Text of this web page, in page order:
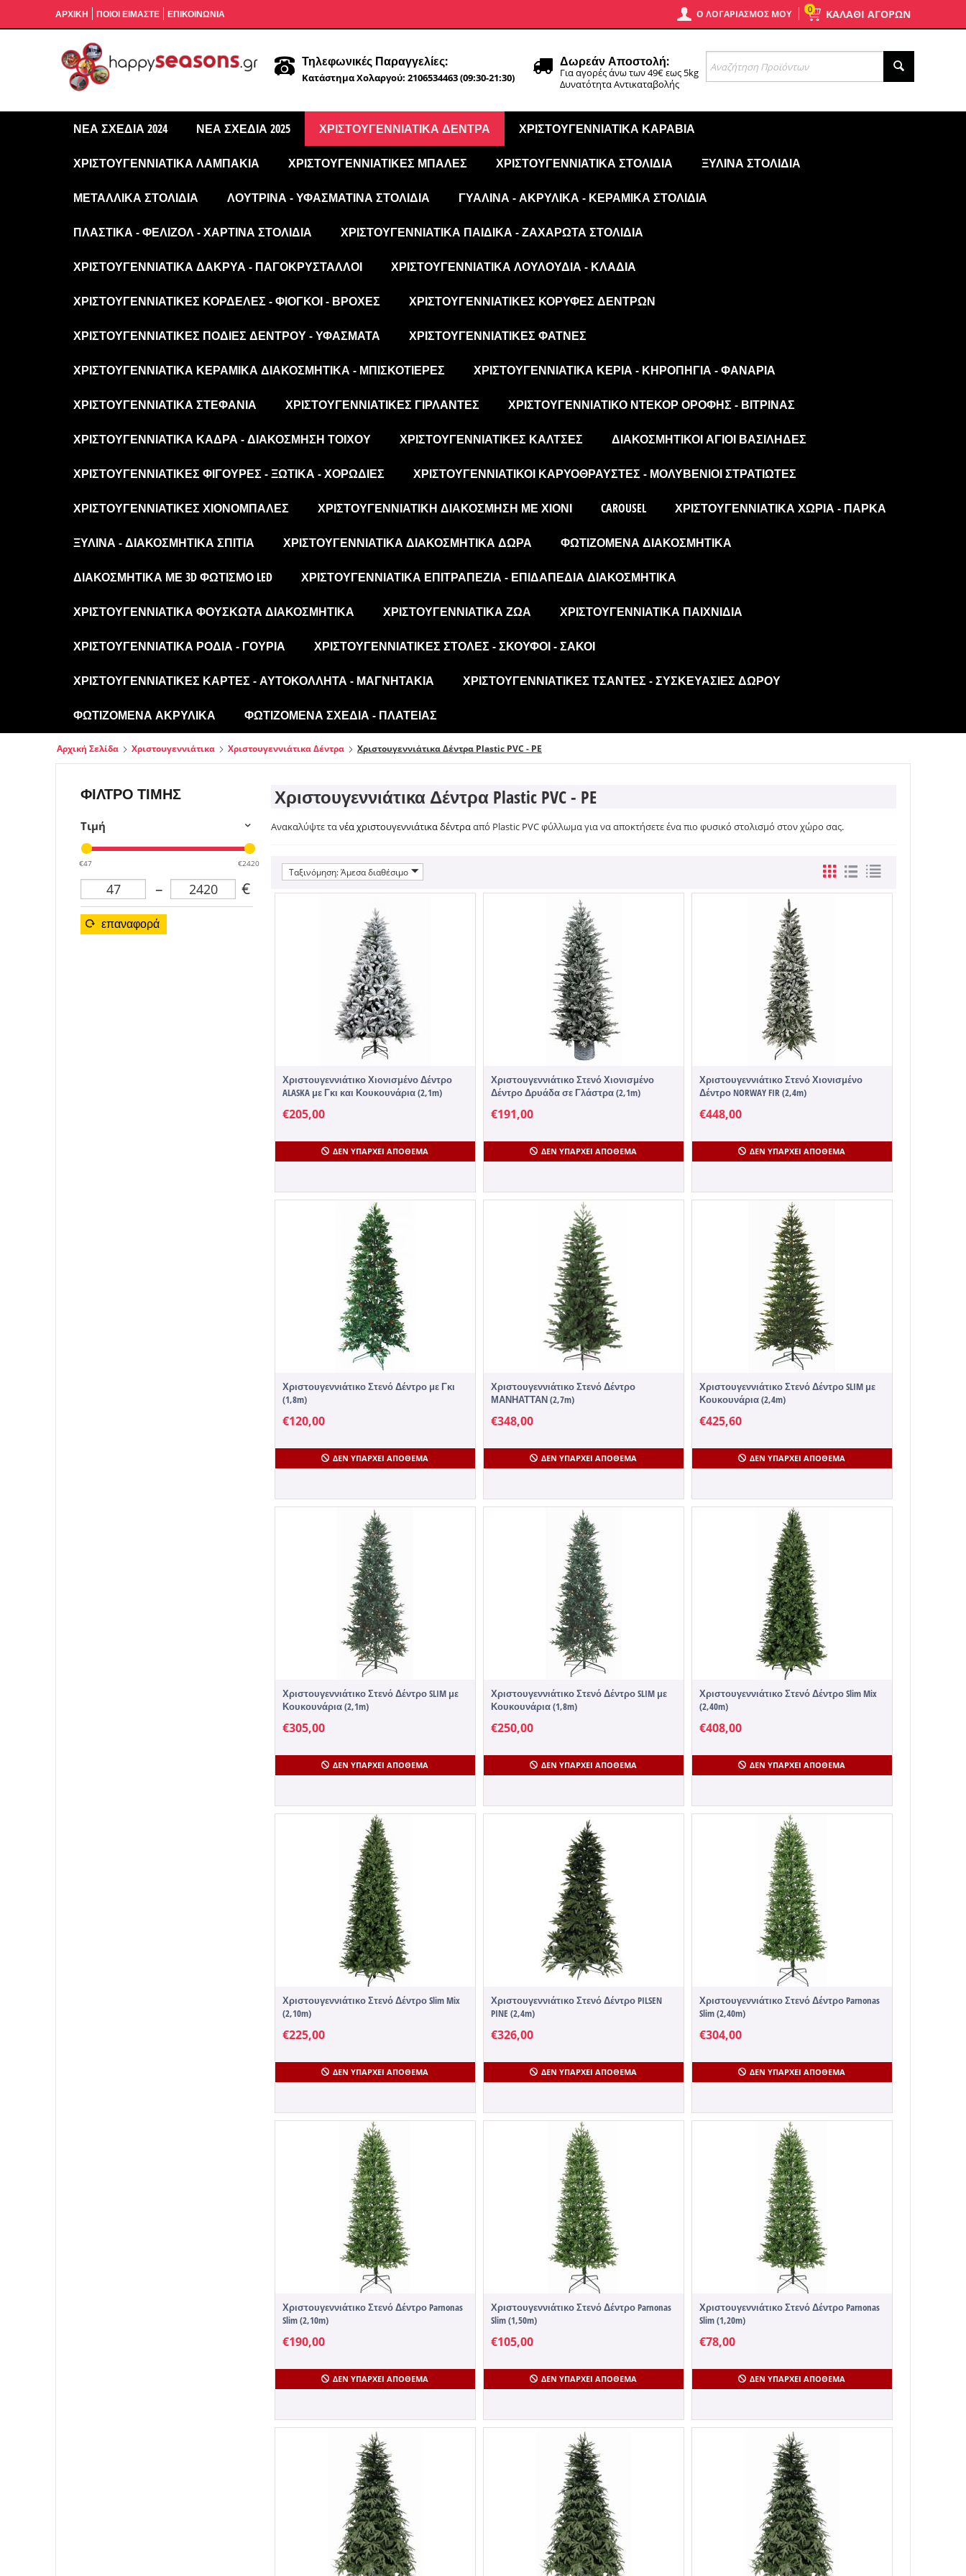
ΑΡΧΙΚΉ ΠΟΙΟΙ ΕΙΜΑΣΤΕ ΕΠΙΚΟΙΝΩΝΙΑ ΚΑΛΑΘΙ ΑΓΟΡΩΝ
0
Ο ΛΟΓΑΡΙΑΣΜΌΣ ΜΟΥ
Τηλεφωνικές Παραγγελίες:
Κατάστημα Χολαργού: 2106534463 (09:30-21:30)
Δωρεάν Αποστολή:
Για αγορές άνω των 49€ εως 5kg
Δυνατότητα Αντικαταβολής
ΝΈΑ ΣΧΈΔΙΑ 2024 ΝΈΑ ΣΧΈΔΙΑ 2025 ΧΡΙΣΤΟΥΓΕΝΝΙΆΤΙΚΑ ΔΈΝΤΡΑ ΧΡΙΣΤΟΥΓΕΝΝΙΆΤΙΚΑ ΚΑΡΆΒΙΑ
ΧΡΙΣΤΟΥΓΕΝΝΙΆΤΙΚΑ ΛΑΜΠΆΚΙΑ ΧΡΙΣΤΟΥΓΕΝΝΙΆΤΙΚΕΣ ΜΠΆΛΕΣ ΧΡΙΣΤΟΥΓΕΝΝΙΆΤΙΚΑ ΣΤΟΛΊΔΙΑ ΞΎΛΙΝΑ ΣΤΟΛΊΔΙΑ
ΜΕΤΑΛΛΙΚΆ ΣΤΟΛΊΔΙΑ ΛΟΎΤΡΙΝΑ - ΥΦΑΣΜΆΤΙΝΑ ΣΤΟΛΊΔΙΑ ΓΥΆΛΙΝΑ - ΑΚΡΥΛΙΚΆ - ΚΕΡΑΜΙΚΆ ΣΤΟΛΊΔΙΑ
ΠΛΑΣΤΙΚΆ - ΦΕΛΙΖΌΛ - ΧΆΡΤΙΝΑ ΣΤΟΛΊΔΙΑ ΧΡΙΣΤΟΥΓΕΝΝΙΆΤΙΚΑ ΠΑΙΔΙΚΆ - ΖΑΧΑΡΩΤΆ ΣΤΟΛΊΔΙΑ
ΧΡΙΣΤΟΥΓΕΝΝΙΆΤΙΚΑ ΔΆΚΡΥΑ - ΠΑΓΟΚΡΎΣΤΑΛΛΟΙ ΧΡΙΣΤΟΥΓΕΝΝΙΆΤΙΚΑ ΛΟΥΛΟΎΔΙΑ - ΚΛΑΔΙΆ
ΧΡΙΣΤΟΥΓΕΝΝΙΆΤΙΚΕΣ ΚΟΡΔΈΛΕΣ - ΦΙΌΓΚΟΙ - ΒΡΟΧΈΣ ΧΡΙΣΤΟΥΓΕΝΝΙΆΤΙΚΕΣ ΚΟΡΥΦΈΣ ΔΈΝΤΡΩΝ
ΧΡΙΣΤΟΥΓΕΝΝΙΆΤΙΚΕΣ ΠΟΔΙΈΣ ΔΈΝΤΡΟΥ - ΥΦΆΣΜΑΤΑ ΧΡΙΣΤΟΥΓΕΝΝΙΆΤΙΚΕΣ ΦΆΤΝΕΣ
ΧΡΙΣΤΟΥΓΕΝΝΙΆΤΙΚΑ ΚΕΡΑΜΙΚΆ ΔΙΑΚΟΣΜΗΤΙΚΆ - ΜΠΙΣΚΟΤΙΈΡΕΣ ΧΡΙΣΤΟΥΓΕΝΝΙΆΤΙΚΑ ΚΕΡΙΆ - ΚΗΡΟΠΉΓΙΑ - ΦΑΝΆΡΙΑ
ΧΡΙΣΤΟΥΓΕΝΝΙΆΤΙΚΑ ΣΤΕΦΆΝΙΑ ΧΡΙΣΤΟΥΓΕΝΝΙΆΤΙΚΕΣ ΓΙΡΛΆΝΤΕΣ ΧΡΙΣΤΟΥΓΕΝΝΙΆΤΙΚΟ ΝΤΕΚΌΡ ΟΡΟΦΉΣ - ΒΙΤΡΊΝΑΣ
ΧΡΙΣΤΟΥΓΕΝΝΙΆΤΙΚΑ ΚΆΔΡΑ - ΔΙΑΚΌΣΜΗΣΗ ΤΟΊΧΟΥ ΧΡΙΣΤΟΥΓΕΝΝΙΆΤΙΚΕΣ ΚΆΛΤΣΕΣ ΔΙΑΚΟΣΜΗΤΙΚΟΊ ΆΓΙΟΙ ΒΑΣΊΛΗΔΕΣ
ΧΡΙΣΤΟΥΓΕΝΝΙΆΤΙΚΕΣ ΦΙΓΟΎΡΕΣ - ΞΩΤΙΚΆ - ΧΟΡΩΔΊΕΣ ΧΡΙΣΤΟΥΓΕΝΝΙΆΤΙΚΟΙ ΚΑΡΥΟΘΡΑΎΣΤΕΣ - ΜΟΛΥΒΈΝΙΟΙ ΣΤΡΑΤΙΏΤΕΣ
ΧΡΙΣΤΟΥΓΕΝΝΙΆΤΙΚΕΣ ΧΙΟΝΌΜΠΑΛΕΣ ΧΡΙΣΤΟΥΓΕΝΝΙΆΤΙΚΗ ΔΙΑΚΌΣΜΗΣΗ ΜΕ ΧΙΌΝΙ CAROUSEL ΧΡΙΣΤΟΥΓΕΝΝΙΆΤΙΚΑ ΧΩΡΙΆ - ΠΆΡΚΑ
ΞΎΛΙΝΑ - ΔΙΑΚΟΣΜΗΤΙΚΆ ΣΠΊΤΙΑ ΧΡΙΣΤΟΥΓΕΝΝΙΆΤΙΚΑ ΔΙΑΚΟΣΜΗΤΙΚΆ ΔΏΡΑ ΦΩΤΙΖΌΜΕΝΑ ΔΙΑΚΟΣΜΗΤΙΚΆ
ΔΙΑΚΟΣΜΗΤΙΚΆ ΜΕ 3D ΦΩΤΙΣΜΌ LED ΧΡΙΣΤΟΥΓΕΝΝΙΆΤΙΚΑ ΕΠΙΤΡΑΠΈΖΙΑ - ΕΠΙΔΑΠΈΔΙΑ ΔΙΑΚΟΣΜΗΤΙΚΆ
ΧΡΙΣΤΟΥΓΕΝΝΙΆΤΙΚΑ ΦΟΥΣΚΩΤΆ ΔΙΑΚΟΣΜΗΤΙΚΆ ΧΡΙΣΤΟΥΓΕΝΝΙΆΤΙΚΑ ΖΏΑ ΧΡΙΣΤΟΥΓΕΝΝΙΆΤΙΚΑ ΠΑΙΧΝΊΔΙΑ
ΧΡΙΣΤΟΥΓΕΝΝΙΆΤΙΚΑ ΡΌΔΙΑ - ΓΟΎΡΙΑ ΧΡΙΣΤΟΥΓΕΝΝΙΆΤΙΚΕΣ ΣΤΟΛΈΣ - ΣΚΟΎΦΟΙ - ΣΆΚΟΙ
ΧΡΙΣΤΟΥΓΕΝΝΙΆΤΙΚΕΣ ΚΆΡΤΕΣ - ΑΥΤΟΚΌΛΛΗΤΑ - ΜΑΓΝΗΤΆΚΙΑ ΧΡΙΣΤΟΥΓΕΝΝΙΆΤΙΚΕΣ ΤΣΆΝΤΕΣ - ΣΥΣΚΕΥΑΣΊΕΣ ΔΏΡΟΥ
ΦΩΤΙΖΌΜΕΝΑ ΑΚΡΥΛΙΚΆ ΦΩΤΙΖΌΜΕΝΑ ΣΧΈΔΙΑ - ΠΛΑΤΕΊΑΣ
Αρχική Σελίδα Χριστουγεννιάτικα Χριστουγεννιάτικα Δέντρα Χριστουγεννιάτικα Δέντρα Plastic PVC - PE
ΦΊΛΤΡΟ ΤΙΜΉΣ
Τιμή
€47 €2420
– €
επαναφορά
Χριστουγεννιάτικα Δέντρα Plastic PVC - PE
Ανακαλύψτε τανέα χριστουγεννιάτικα δέντρααπό Plastic PVC φύλλωμα για να αποκτήσετε ένα πιο φυσικό στολισμό στον χώρο σας.
Ταξινόμηση: Άμεσα διαθέσιμο
Χριστουγεννιάτικο Χιονισμένο Δέντρο
ALASKA με Γκι και Κουκουνάρια (2,1m)
€205,00
ΔΕΝ ΥΠΆΡΧΕΙ ΑΠΌΘΕΜΑ
Χριστουγεννιάτικο Στενό Χιονισμένο
Δέντρο Δρυάδα σε Γλάστρα (2,1m)
€191,00
ΔΕΝ ΥΠΆΡΧΕΙ ΑΠΌΘΕΜΑ
Χριστουγεννιάτικο Στενό Χιονισμένο
Δέντρο NORWAY FIR (2,4m)
€448,00
ΔΕΝ ΥΠΆΡΧΕΙ ΑΠΌΘΕΜΑ
Χριστουγεννιάτικο Στενό Δέντρο με Γκι
(1,8m)
€120,00
ΔΕΝ ΥΠΆΡΧΕΙ ΑΠΌΘΕΜΑ
Χριστουγεννιάτικο Στενό Δέντρο
ΜΑΝΗΑΤΤΑΝ (2,7m)
€348,00
ΔΕΝ ΥΠΆΡΧΕΙ ΑΠΌΘΕΜΑ
Χριστουγεννιάτικο Στενό Δέντρο SLIM με
Κουκουνάρια (2,4m)
€425,60
ΔΕΝ ΥΠΆΡΧΕΙ ΑΠΌΘΕΜΑ
Χριστουγεννιάτικο Στενό Δέντρο SLIM με
Κουκουνάρια (2,1m)
€305,00
ΔΕΝ ΥΠΆΡΧΕΙ ΑΠΌΘΕΜΑ
Χριστουγεννιάτικο Στενό Δέντρο SLIM με
Κουκουνάρια (1,8m)
€250,00
ΔΕΝ ΥΠΆΡΧΕΙ ΑΠΌΘΕΜΑ
Χριστουγεννιάτικο Στενό Δέντρο Slim Mix
(2,40m)
€408,00
ΔΕΝ ΥΠΆΡΧΕΙ ΑΠΌΘΕΜΑ
Χριστουγεννιάτικο Στενό Δέντρο Slim Mix
(2,10m)
€225,00
ΔΕΝ ΥΠΆΡΧΕΙ ΑΠΌΘΕΜΑ
Χριστουγεννιάτικο Στενό Δέντρο PILSEN
PINE (2,4m)
€326,00
ΔΕΝ ΥΠΆΡΧΕΙ ΑΠΌΘΕΜΑ
Χριστουγεννιάτικο Στενό Δέντρο Parnonas
Slim (2,40m)
€304,00
ΔΕΝ ΥΠΆΡΧΕΙ ΑΠΌΘΕΜΑ
Χριστουγεννιάτικο Στενό Δέντρο Parnonas
Slim (2,10m)
€190,00
ΔΕΝ ΥΠΆΡΧΕΙ ΑΠΌΘΕΜΑ
Χριστουγεννιάτικο Στενό Δέντρο Parnonas
Slim (1,50m)
€105,00
ΔΕΝ ΥΠΆΡΧΕΙ ΑΠΌΘΕΜΑ
Χριστουγεννιάτικο Στενό Δέντρο Parnonas
Slim (1,20m)
€78,00
ΔΕΝ ΥΠΆΡΧΕΙ ΑΠΌΘΕΜΑ